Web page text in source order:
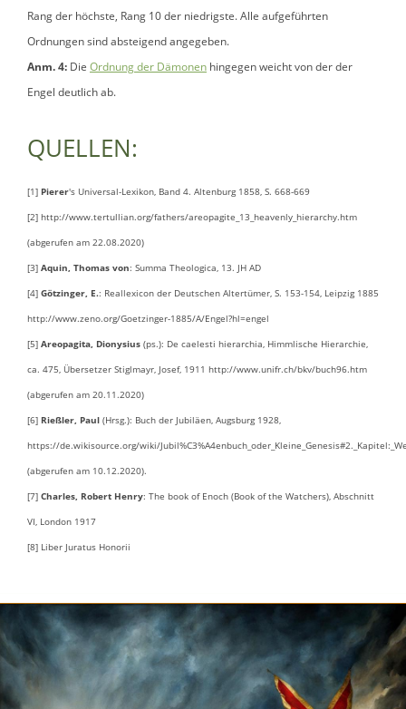
Rang der höchste, Rang 10 der niedrigste. Alle aufgeführten
Ordnungen sind absteigend angegeben.
Anm. 4: Die Ordnung der Dämonen hingegen weicht von der der
Engel deutlich ab.
QUELLEN:
[1] Pierer's Universal-Lexikon, Band 4. Altenburg 1858, S. 668-669
[2] http://www.tertullian.org/fathers/areopagite_13_heavenly_hierarchy.htm
(abgerufen am 22.08.2020)
[3] Aquin, Thomas von: Summa Theologica, 13. JH AD
[4] Götzinger, E.: Reallexicon der Deutschen Altertümer, S. 153-154, Leipzig 1885
http://www.zeno.org/Goetzinger-1885/A/Engel?hl=engel
[5] Areopagita, Dionysius (ps.): De caelesti hierarchia, Himmlische Hierarchie,
ca. 475, Übersetzer Stiglmayr, Josef, 1911 http://www.unifr.ch/bkv/buch96.htm
(abgerufen am 20.11.2020)
[6] Rießler, Paul (Hrsg.): Buch der Jubiläen, Augsburg 1928,
https://de.wikisource.org/wiki/
(abgerufen am 10.12.2020).
[7] Charles, Robert Henry: The book of Enoch (Book of the Watchers), Abschnitt
VI, London 1917
[8] Liber Juratus Honorii